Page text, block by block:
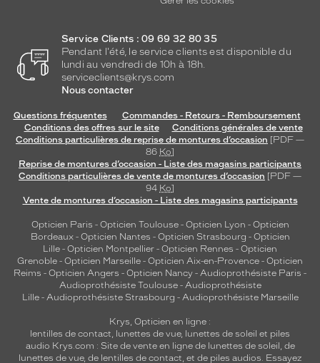
Service Clients : 09 69 32 80 35
Pendant l'été, le service clients est disponible du
lundi au vendredi de 10h à 18h.
serviceclients@krys.com
Nous contacter
Questions fréquentes
Commandes - Retours - Remboursement
Conditions des offres sur le site
Conditions générales de vente
Conditions particulières de reprise de montures d’occasion [PDF —
86 Ko]
Reprise de montures d’occasion - Liste des magasins participants
Conditions particulières de vente de montures d’occasion [PDF —
94 Ko]
Vente de montures d’occasion - Liste des magasins participants
Opticien Paris - Opticien Toulouse- Opticien Lyon - Opticien
Bordeaux- Opticien Nantes - Opticien Strasbourg - Opticien
Lille - Opticien Montpellier - Opticien Rennes - Opticien
Grenoble - Opticien Marseille - Opticien Aix-en-Provence - Opticien
Reims - Opticien Angers - Opticien Nancy - Audioprothésiste Paris -
Audioprothésiste Toulouse- Audioprothésiste
Lille- Audioprothésiste Strasbourg - Audioprothésiste Marseille
Krys, Opticien en ligne :
lentilles de contact, lunettes de vue, lunettes de soleil et piles
audio Krys.com : Site de vente en ligne de lunettes de soleil, de
lunettes de vue, de lentilles de contact, et de piles audios. Essayez